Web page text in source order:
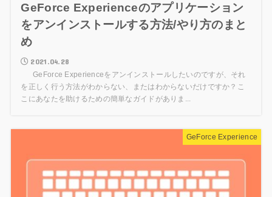
GeForce Experienceのアプリケーション
をアンインストールする方法/やり方のまと
め
2021.04.28
GeForce Experienceをアンインストールしたいのですが、それ
を正しく行う方法がわからない、またはわからないだけですか？こ
こにあなたを助けるための簡単なガイドがありま...
GeForce Experience